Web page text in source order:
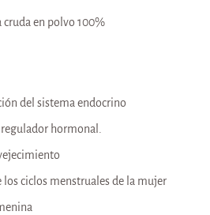
cruda en polvo 100%
del sistema endocrino
regulador hormonal.
ciclos menstruales de la mujer